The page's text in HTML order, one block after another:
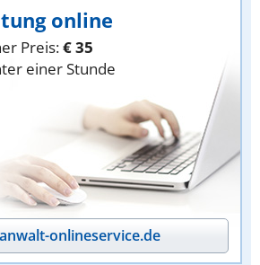
online
Preis:€ 35
einer Stunde
onlineservice.de